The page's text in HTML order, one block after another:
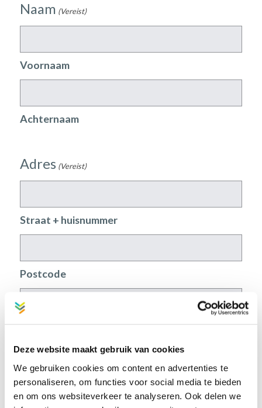
Deze website maakt gebruik van cookies
We gebruiken cookies om content en advertenties te
personaliseren, om functies voor social media te bieden
en om ons websiteverkeer te analyseren. Ook delen we
Naam (Vereist)
Voornaam
Achternaam
Adres (Vereist)
Straat + huisnummer
Postcode
E-mailadres (Vereist)